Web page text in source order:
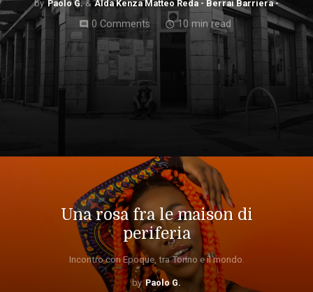
Paolo G. Alda Kenza Matteo Reda - Berrai Barriera -
comment 0 Comments access_time10 min read
Una rosa fra le maison di
periferia
Incontro con Epoque, tra Torino e il mondo.
Paolo G.